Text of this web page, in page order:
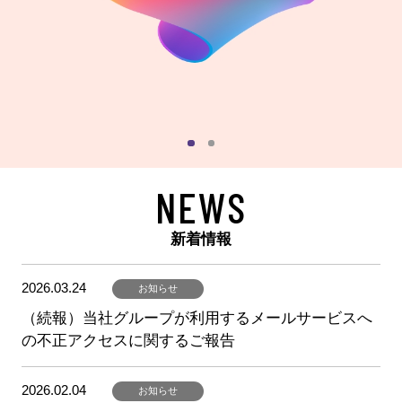
NEWS
新着情報
2026.03.24 お知らせ
（続報）当社グループが利用するメールサービスへ
の不正アクセスに関するご報告
2026.02.04 お知らせ